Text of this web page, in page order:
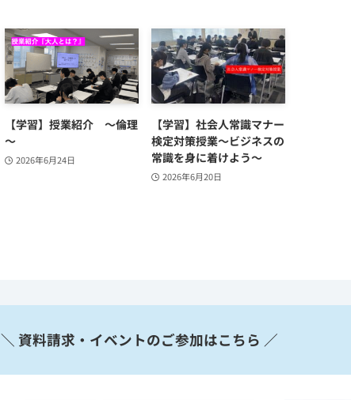
【学習】授業紹介 ～倫理
～
2026年6月24日
【学習】社会人常識マナー
検定対策授業～ビジネスの
常識を身に着けよう～
2026年6月20日
＼ 資料請求・イベントのご参加はこちら ／